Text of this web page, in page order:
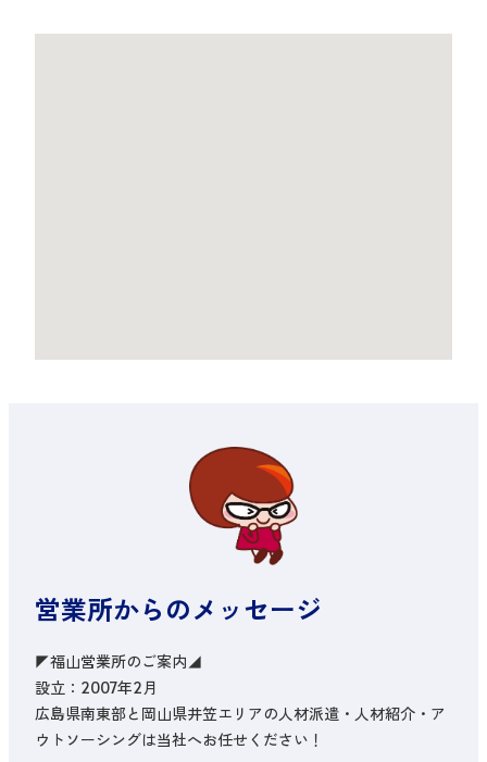
営業所からのメッセージ
◤福山営業所のご案内◢
設立：2007年2月
広島県南東部と岡山県井笠エリアの人材派遣・人材紹介・ア
ウトソーシングは当社へお任せください！